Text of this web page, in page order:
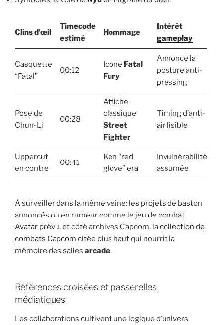
Clins d’œil
Timecode
estimé
Hommage
Intérêt
gameplay
Casquette
“Fatal”
00:12
Icone Fatal
Fury
Annonce la
posture anti-
pressing
Pose de
Chun-Li
00:28
Affiche
classique
Street
Fighter
Timing d’anti-
air lisible
Uppercut
en contre
00:41
Ken “red
glove” era
Invulnérabilité
assumée
À surveiller dans la même veine: les projets de baston
annoncés ou en rumeur comme le jeu de combat
Avatar prévu, et côté archives Capcom, lacollection de
combats Capcom citée plus haut qui nourrit la
mémoire des salles arcade.
Références croisées et passerelles
médiatiques
Les collaborations cultivent une logique d’univers